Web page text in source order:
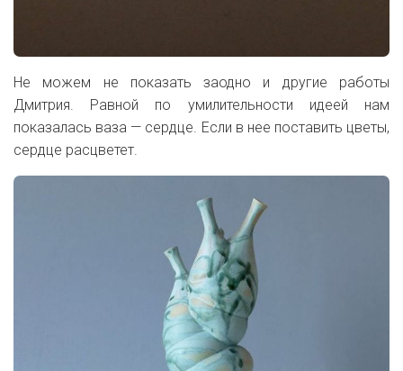
Не можем не показать заодно и другие работы
Дмитрия. Равной по умилительности идеей нам
показалась ваза — сердце. Если в нее поставить цветы,
сердце расцветет.